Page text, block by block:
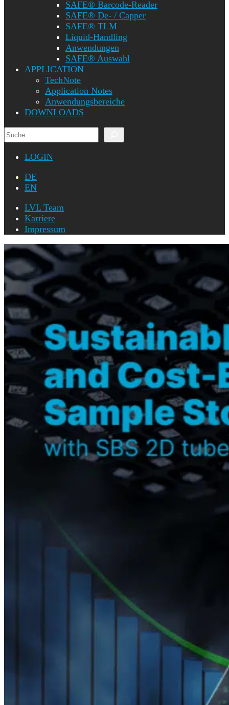
SAFE® Barcode-Reader
SAFE® De- / Capper
SAFE® TLM
Liquid-Handling
Anwendungen
SAFE® Auswahl
APPLICATION
TechNote
Application Notes
Anwendungsbereiche
DOWNLOADS
Suchen
LOGIN
DE
EN
LVL Team
Karriere
Impressum